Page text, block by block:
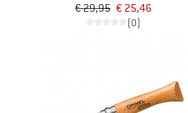
€ 29,95 € 25,46
(0)